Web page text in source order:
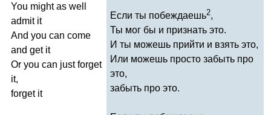
You might as well
admit it
And you can come
and get it
Or you can just forget
it,
forget it
Если ты побеждаешь2,
Ты мог бы и признать это.
И ты можешь прийти и взять это,
Или можешь просто забыть про
это,
забыть про это.